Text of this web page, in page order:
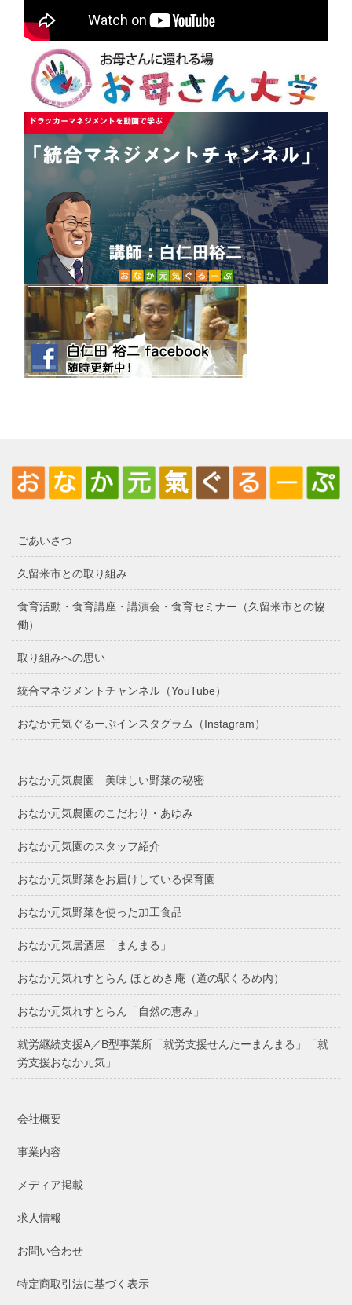
ごあいさつ
久留米市との取り組み
食育活動・食育講座・講演会・食育セミナー（久留米市との協
働）
取り組みへの思い
統合マネジメントチャンネル（YouTube）
おなか元気ぐるーぷインスタグラム（Instagram）
おなか元気農園 美味しい野菜の秘密
おなか元気農園のこだわり・あゆみ
おなか元気園のスタッフ紹介
おなか元気野菜をお届けしている保育園
おなか元気野菜を使った加工食品
おなか元気居酒屋「まんまる」
おなか元気れすとらん ほとめき庵（道の駅くるめ内）
おなか元気れすとらん「自然の恵み」
就労継続支援A／B型事業所「就労支援せんたーまんまる」「就
労支援おなか元気」
会社概要
事業内容
メディア掲載
求人情報
お問い合わせ
特定商取引法に基づく表示